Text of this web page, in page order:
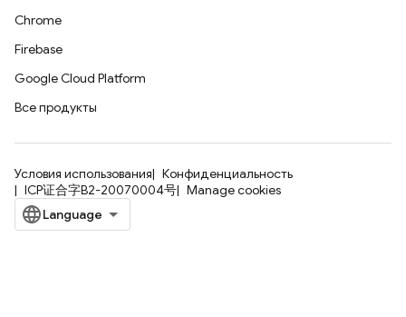
Chrome
Firebase
Google Cloud Platform
Все продукты
Условия использования
Конфиденциальность
ICP证合字B2-20070004号
Manage cookies